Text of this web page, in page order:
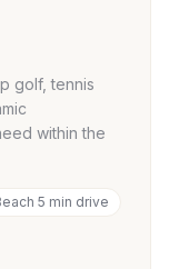
golf, tennis
within the
5 min drive